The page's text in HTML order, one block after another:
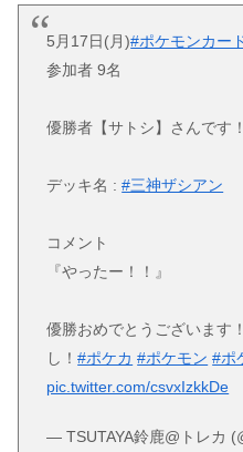
5月17日(月)#ポケモンカー
参加者 9名
優勝者【サトシ】さんです！
デッキ名 :#三神ザシアン
コメント
『やったー！！』
優勝おめでとうございます
し！#ポケカ #ポケモン #ポ
pic.twitter.com/csvxIzkkDe
— TSUTAYA鈴鹿@トレカ